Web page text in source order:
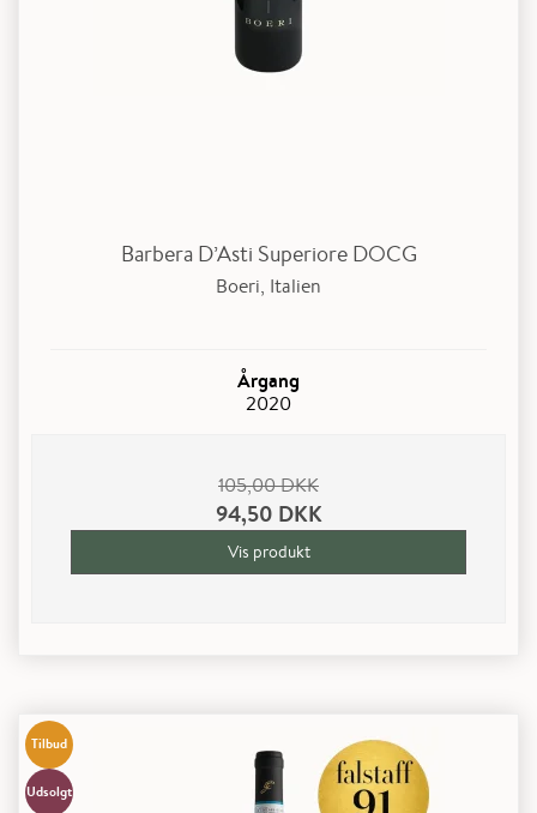
Barbera D’Asti Superiore DOCG
Boeri, Italien
Årgang
2020
105,00 DKK
94,50 DKK
Vis produkt
Tilbud
Udsolgt